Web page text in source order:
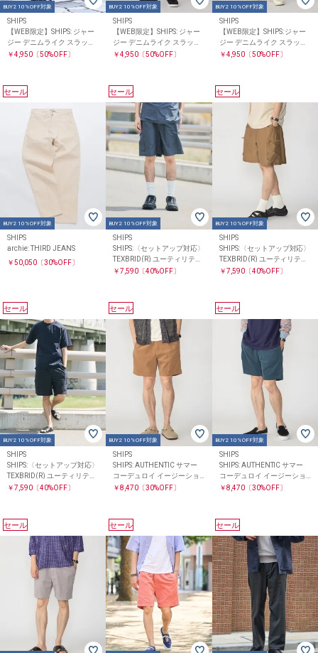
BUY2 10%OFF対象
SHIPS
【WEB限定】SHIPS: ジャー
ジー デニムライク スラック
ス
￥4,950〔50%OFF〕
BUY2 10%OFF対象
SHIPS
【WEB限定】SHIPS: ジャー
ジー デニムライク スラック
ス
￥4,950 〔50%OFF〕
BUY2 10%OFF対象
SHIPS
【WEB限定】SHIPS: ジャー
ジー デニムライク スラック
ス
￥4,950〔50%OFF〕
セール
BUY2 10%OFF対象
SHIPS
archie: THIRD JEANS
￥50,050〔30%OFF〕
セール
BUY2 10%OFF対象
SHIPS
SHIPS:〈セットアップ対応〉
TEXBRID(R) ユーティリティ
ショーツ
￥7,590 〔40%OFF〕
セール
BUY2 10%OFF対象
SHIPS
SHIPS:〈セットアップ対応〉
TEXBRID(R) ユーティリティ
ショーツ
￥7,590〔40%OFF〕
セール
BUY2 10%OFF対象
SHIPS
SHIPS:〈セットアップ対応〉
TEXBRID(R) ユーティリティ
ショーツ
￥7,590〔40%OFF〕
セール
BUY2 10%OFF対象
SHIPS
SHIPS: AUTHENTIC サマー
コーデュロイ イージーショ
ーツ
￥8,470 〔30%OFF〕
セール
BUY2 10%OFF対象
SHIPS
SHIPS: AUTHENTIC サマー
コーデュロイ イージーショ
ーツ
￥8,470〔30%OFF〕
セール セール セール